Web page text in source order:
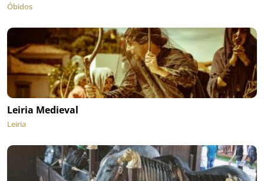
Óbidos
Leiria Medieval
Leiria